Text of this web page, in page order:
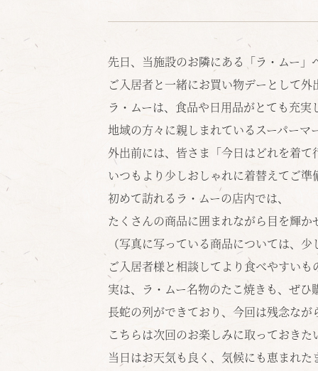
先日、当施設のお隣にある「ラ・ムー」
ご入居者と一緒にお買い物デーとして外
ラ・ムーは、食品や日用品がとても充実
地域の方々に親しまれているスーパーマ
外出前には、皆さま「今日はどれを着て
いつもより少しおしゃれに着替えてご準
初めて訪れるラ・ムーの店内では、
たくさんの商品に囲まれながら目を輝
（写真に写っている商品については、
ご入居者様と相談してより食べやすい
実は、ラ・ムー名物のたこ焼きも、 ぜひ
長蛇の列ができており、今回は残念な
こちらは次回のお楽しみに取っておきた
当日はお天気も良く、気候にも恵まれ